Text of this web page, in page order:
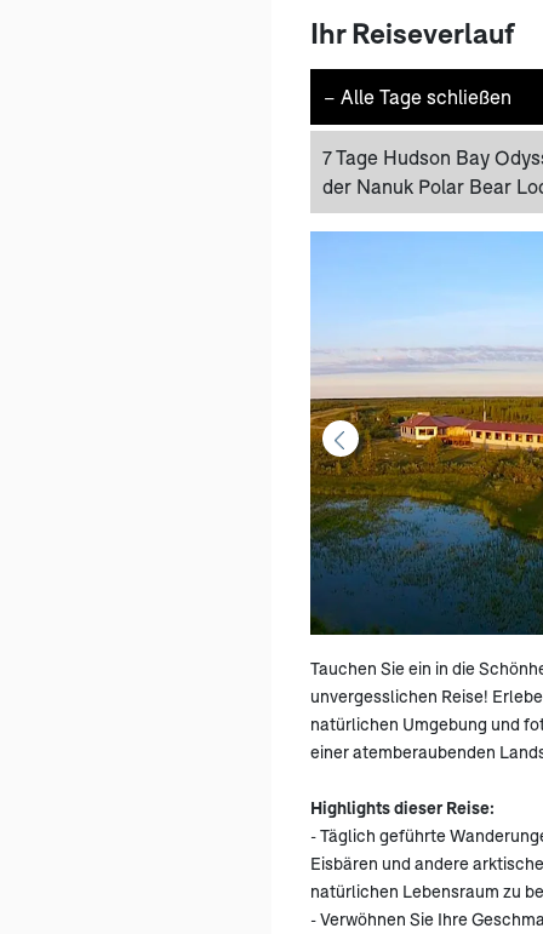
Ihr Reiseverlauf
− Alle Tage schließen
7 Tage Hudson Bay
der Nanuk Polar Bear
Tauchen Sie ein in die
unvergesslichen Reise!
natürlichen Umgebung und
einer atemberaubenden
Highlights dieser Reise:
- Täglich geführte
Eisbären und andere
natürlichen Lebensraum zu
- Verwöhnen Sie Ihre